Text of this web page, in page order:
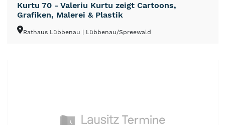
Kurtu 70 - Valeriu Kurtu zeigt Cartoons,
Grafiken, Malerei & Plastik
Rathaus Lübbenau | Lübbenau/Spreewald